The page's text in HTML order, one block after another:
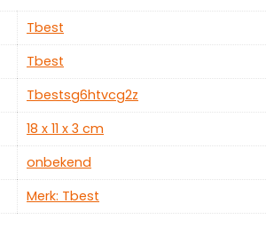
‎Tbest
‎Tbest
‎Tbestsg6htvcg2z
‎18 x 11 x 3 cm
‎onbekend
Merk: Tbest